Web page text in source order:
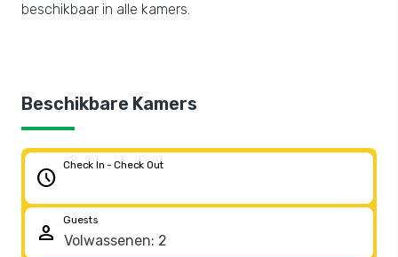
beschikbaar in alle kamers.
Beschikbare Kamers
schedule
Check In - Check Out
person
Guests